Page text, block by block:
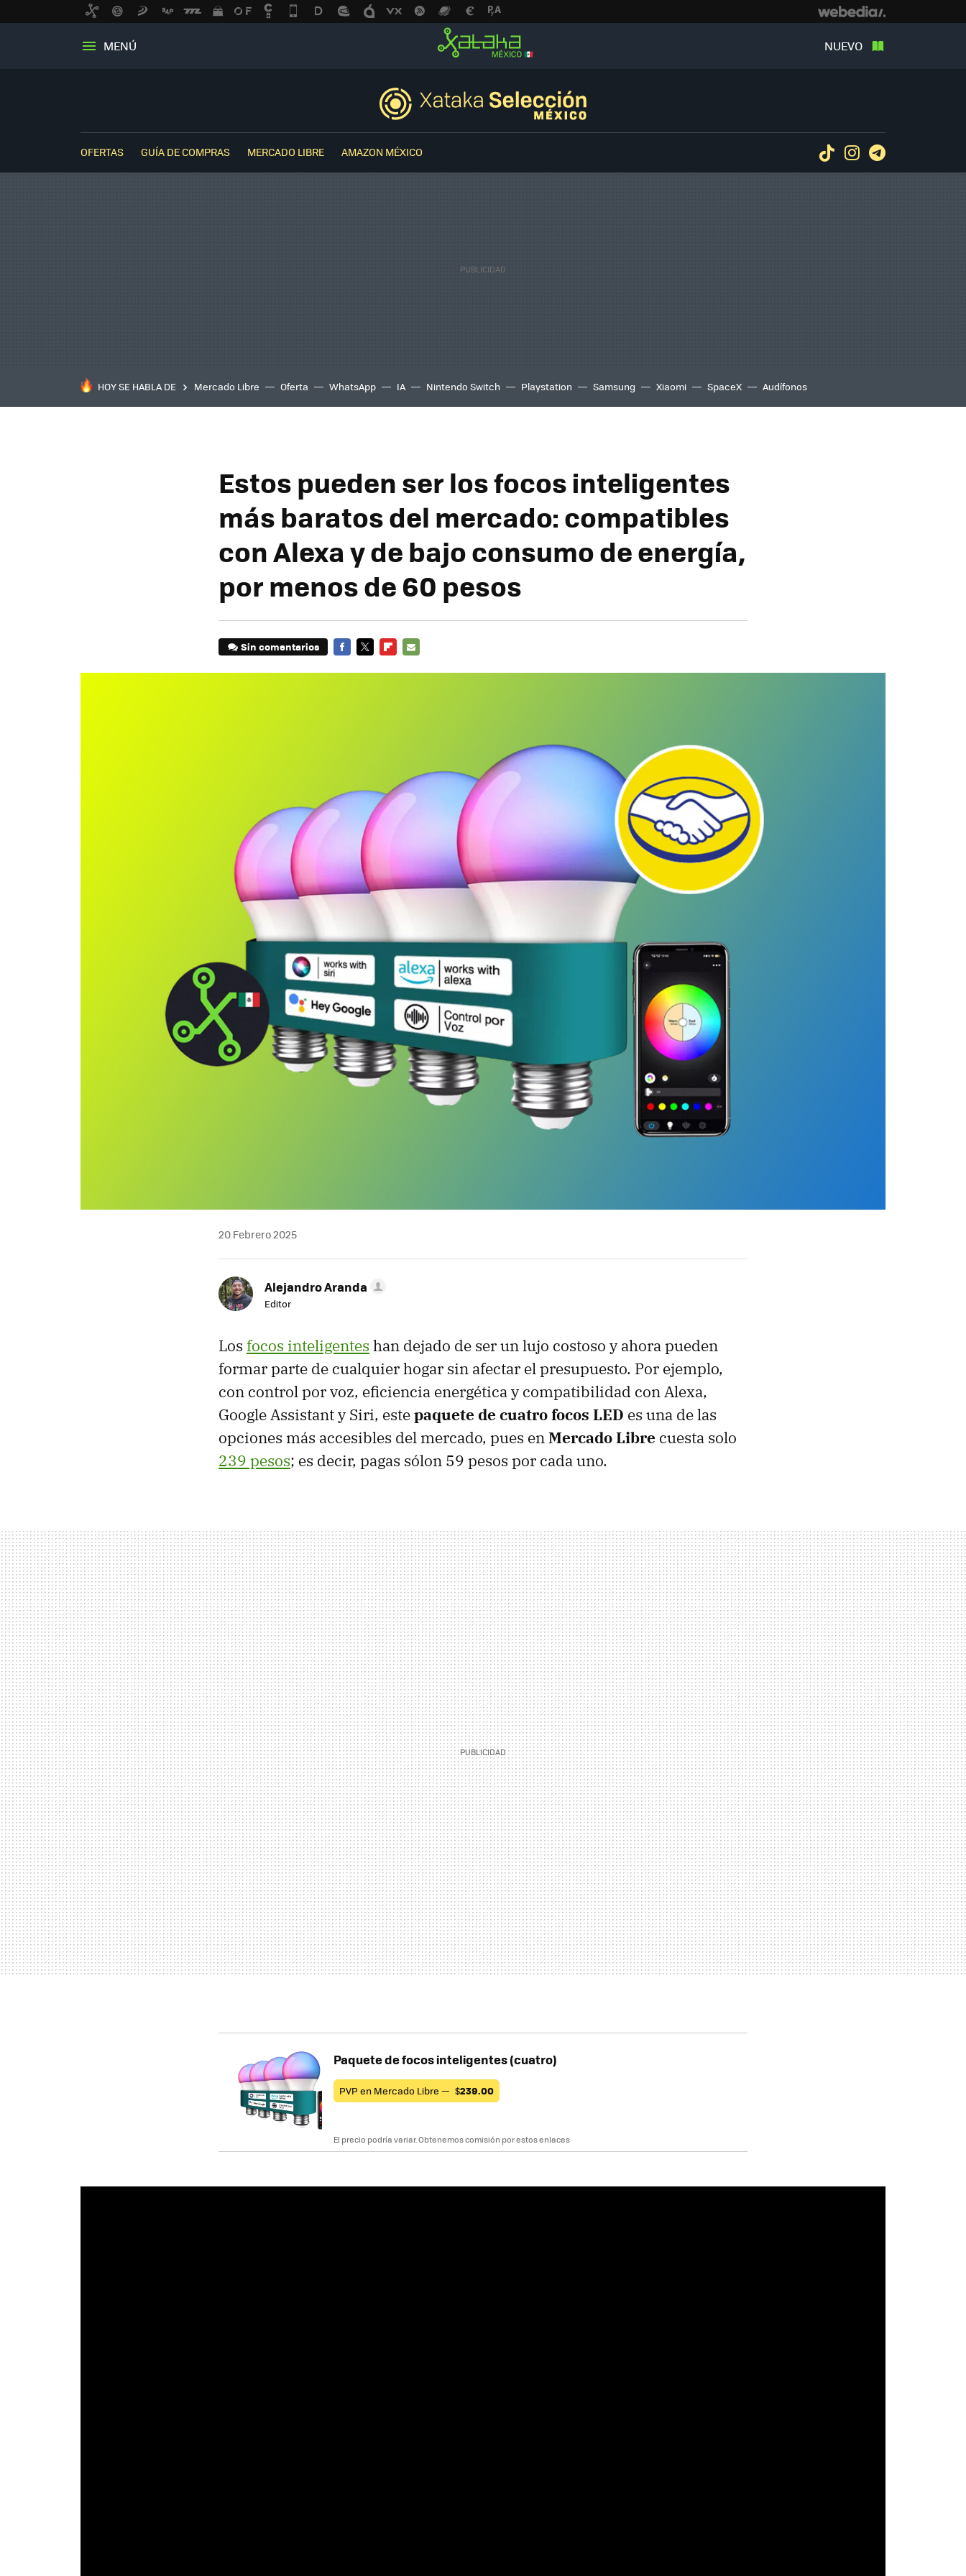
MENÚ NUEVO
OFERTAS GUÍA DE COMPRAS MERCADO LIBRE AMAZON MÉXICO TiktokInstagram
HOY SE HABLA DE Mercado Libre Oferta WhatsApp IA Nintendo Switch Playstation Samsung Xiaomi SpaceX Audífonos
Estos pueden ser los focos inteligentes
más baratos del mercado: compatibles
con Alexa y de bajo consumo de energía,
por menos de 60 pesos
Sin comentarios
20 Febrero 2025
Alejandro Aranda
Editor
Los focos inteligentes han dejado de ser un lujo costoso y ahora pueden
formar parte de cualquier hogar sin afectar el presupuesto. Por ejemplo,
con control por voz, eficiencia energética y compatibilidad con Alexa,
Google Assistant y Siri, estepaquete de cuatro focos LED es una de las
opciones más accesibles del mercado, pues enMercado Libre cuesta solo
239 pesos; es decir, pagas sólon 59 pesos por cada uno.
Paquete de focos inteligentes (cuatro)
PVP en Mercado Libre — $239.00
El precio podría variar. Obtenemos comisión por estos enlaces